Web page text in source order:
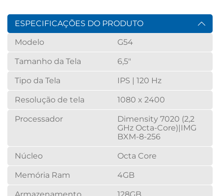
ESPECIFICAÇÕES DO PRODUTO
Modelo
G54
Tamanho da Tela 6,5"
Tipo da Tela IPS | 120 Hz
Resolução de tela 1080 x 2400
Processador
Dimensity 7020 (2,2
GHz Octa-Core)|IMG
BXM-8-256
Núcleo Octa Core
Memória Ram 4GB